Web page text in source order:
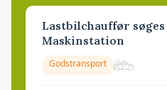
Lastbilchauffør
Maskinstation
Godstransport